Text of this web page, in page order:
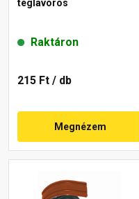
téglavörös
Raktáron
215 Ft / db
Megnézem